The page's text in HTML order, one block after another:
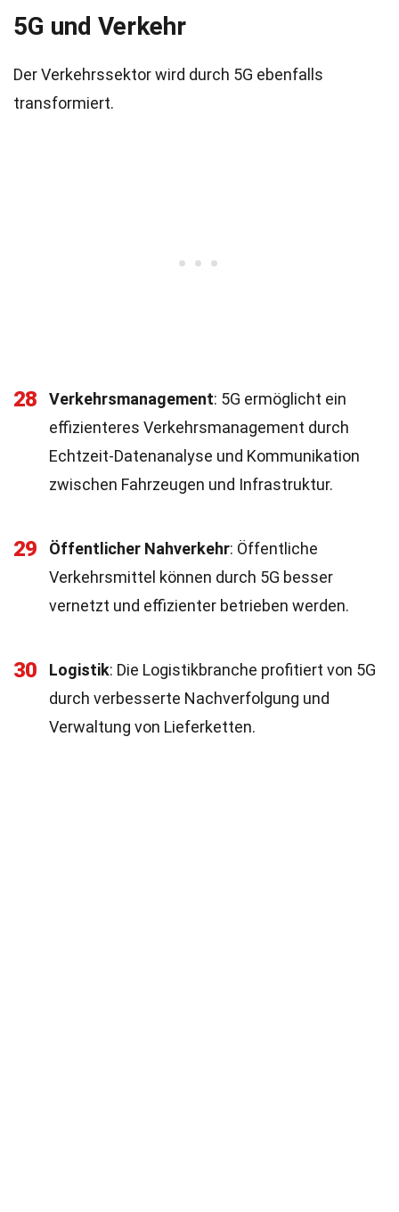
5G und Verkehr
Der Verkehrssektor wird durch 5G ebenfalls
transformiert.
28 Verkehrsmanagement: 5G ermöglicht ein
effizienteres Verkehrsmanagement durch
Echtzeit-Datenanalyse und Kommunikation
zwischen Fahrzeugen und Infrastruktur.
29 Öffentlicher Nahverkehr: Öffentliche
Verkehrsmittel können durch 5G besser
vernetzt und effizienter betrieben werden.
30 Logistik: Die Logistikbranche profitiert von 5G
durch verbesserte Nachverfolgung und
Verwaltung von Lieferketten.